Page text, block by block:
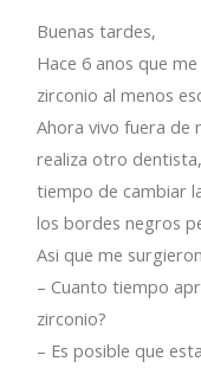
Buenas tardes,
Hace 6 anos que
zirconio al menos
Ahora vivo fuera de
realiza otro
tiempo de cambiar
los bordes negros
Asi que me
– Cuanto tiempo
zirconio?
– Es posible que